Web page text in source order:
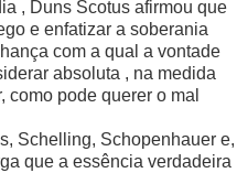
, Duns Scotus afirmou que
e enfatizar a soberania
com a qual a vontade
absoluta , na medida
como pode querer o mal
Schelling, Schopenhauer e,
que a essência verdadeira